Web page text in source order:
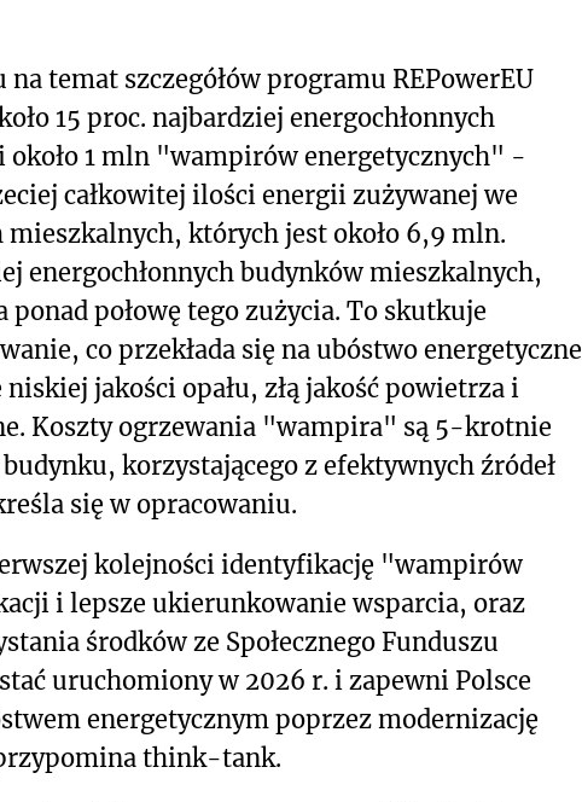
temat szczegółów programu REPowerEU
15 proc. najbardziej energochłonnych
1 mln "wampirów energetycznych" -
całkowitej ilości energii zużywanej we
których jest około 6,9 mln.
energochłonnych budynków mieszkalnych,
połowę tego zużycia. To skutkuje
co przekłada się na ubóstwo energetyczne
jakości opału, złą jakość powietrza i
Koszty ogrzewania "wampira" są 5-krotnie
korzystającego z efektywnych źródeł
się w opracowaniu.
kolejności identyfikację "wampirów
i lepsze ukierunkowanie wsparcia, oraz
środków ze Społecznego Funduszu
uruchomiony w 2026 r. i zapewni Polsce
energetycznym poprzez modernizację
think-tank.